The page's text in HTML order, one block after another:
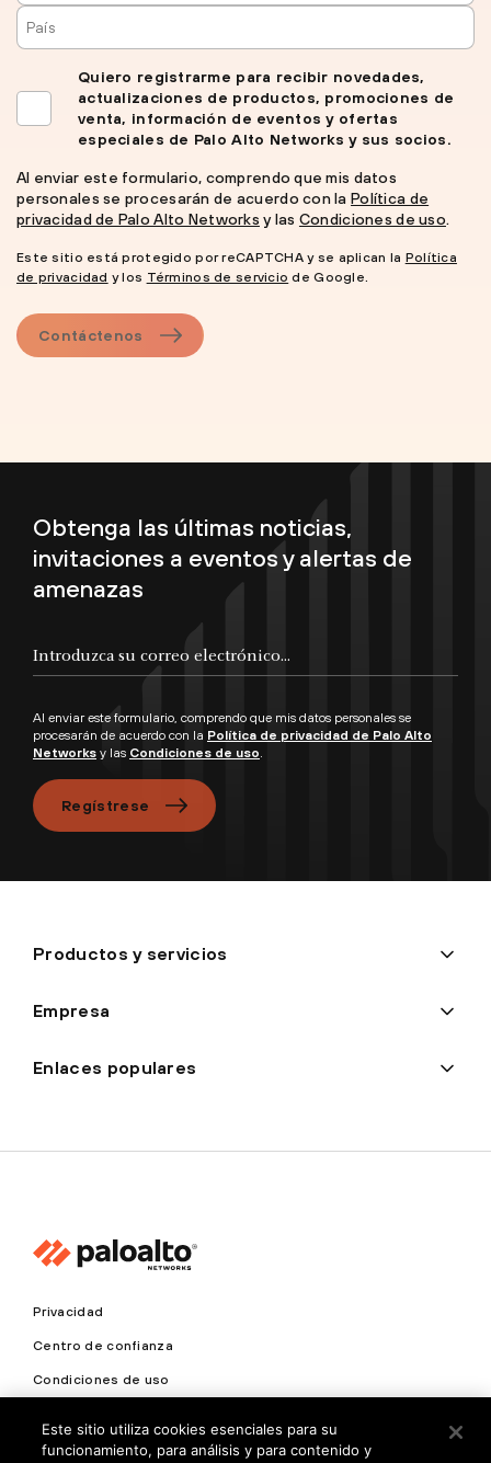
Quiero registrarme para recibir novedades,
actualizaciones de productos, promociones de
venta, información de eventos y ofertas
especiales de Palo Alto Networks y sus socios.
Al enviar este formulario, comprendo que mis datos
personales se procesarán de acuerdo con laPolítica de
privacidad de Palo Alto Networks y las Condiciones de uso.
Este sitio está protegido por reCAPTCHA y se aplican la Política
de privacidad y los Términos de servicio de Google.
Contáctenos
Obtenga las últimas noticias,
invitaciones a eventos y alertas de
amenazas
Al enviar este formulario, comprendo que mis datos personales se
procesarán de acuerdo con la Política de privacidad de Palo Alto
Networks y las Condiciones de uso.
Regístrese
Productos y servicios
Empresa
Enlaces populares
Privacidad
Centro de confianza
Condiciones de uso
Este sitio utiliza cookies esenciales para su
funcionamiento, para análisis y para contenido y